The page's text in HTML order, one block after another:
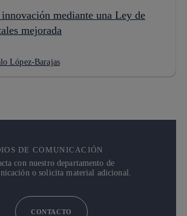
mediante una Ley de
mejorada
López-Barajas
DE COMUNICACIÓN
con nuestro departamento de
o solicita material adicional.
CONTACTO